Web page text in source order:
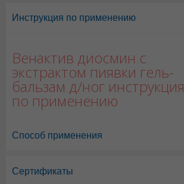
Инструкция по применению
Венактив диосмин с
экстрактом пиявки гель-
бальзам д/ног инструкция
по применению
Способ применения
Сертификаты